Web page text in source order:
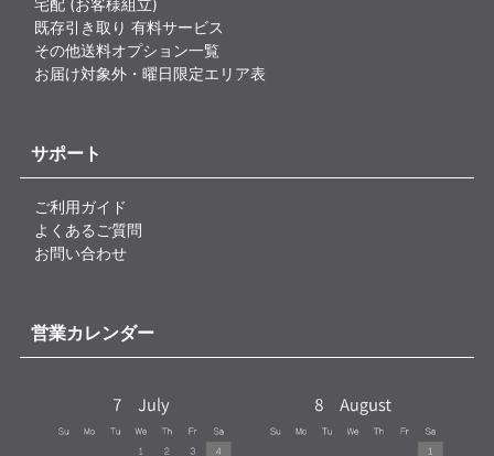
宅配 (お客様組立)
既存引き取り 有料サービス
その他送料オプション一覧
お届け対象外・曜日限定エリア表
サポート
ご利用ガイド
よくあるご質問
お問い合わせ
営業カレンダー